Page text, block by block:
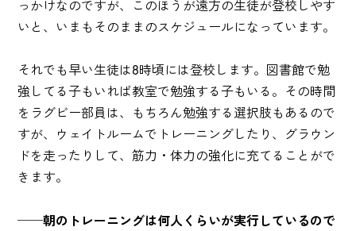
っかけなのですが、このほうが遠方の生徒が登校しやす
いと、いまもそのままのスケジュールになっています。
それでも早い生徒は8時頃には登校します。図書館で勉
強してる子もいれば教室で勉強する子もいる。その時間
をラグビー部員は、もちろん勉強する選択肢もあるので
すが、ウェイトルームでトレーニングしたり、グラウン
ドを走ったりして、筋力・体力の強化に充てることがで
きます。
──朝のトレーニングは何人くらいが実行しているので